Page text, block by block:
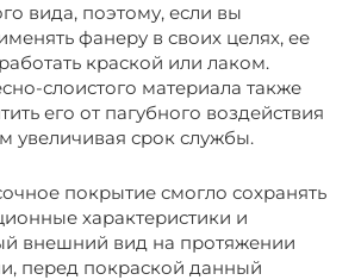
вида, поэтому, если вы
фанеру в своих целях, ее
краской или лаком.
слоистого материала также
его от пагубного воздействия
увеличивая срок службы.
покрытие смогло сохранять
характеристики и
внешний вид на протяжении
перед покраской данный